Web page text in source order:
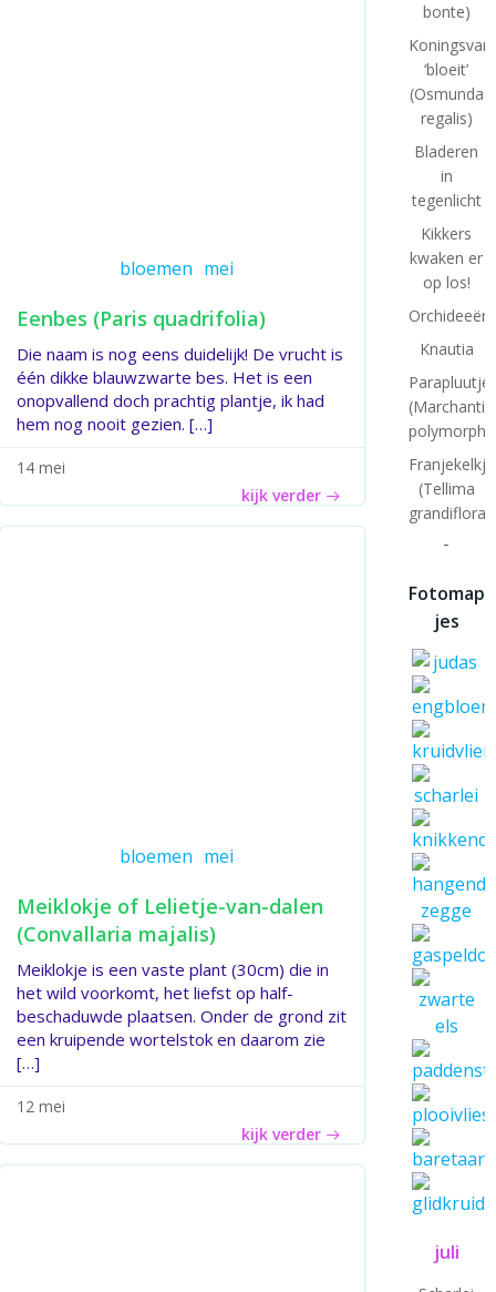
bloemen mei
Eenbes (Paris quadrifolia)
Die naam is nog eens duidelijk! De vrucht is
één dikke blauwzwarte bes. Het is een
onopvallend doch prachtig plantje, ik had
hem nog nooit gezien. […]
14 mei
kijk verder
bloemen mei
Meiklokje of Lelietje-van-dalen
(Convallaria majalis)
Meiklokje is een vaste plant (30cm) die in
het wild voorkomt, het liefst op half-
beschaduwde plaatsen. Onder de grond zit
een kruipende wortelstok en daarom zie
[…]
12 mei
kijk verder
bonte)
‘bloeit’
(Osmunda
regalis)
Bladeren
in
tegenlicht
Kikkers
kwaken er
op los!
Knautia
(Marchantia
(Tellima
grandiflora)
-
Fotomap
jes
juli